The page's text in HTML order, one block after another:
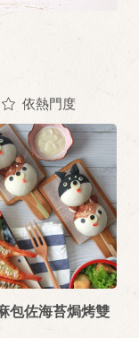
依熱門度
包佐海苔焗烤雙